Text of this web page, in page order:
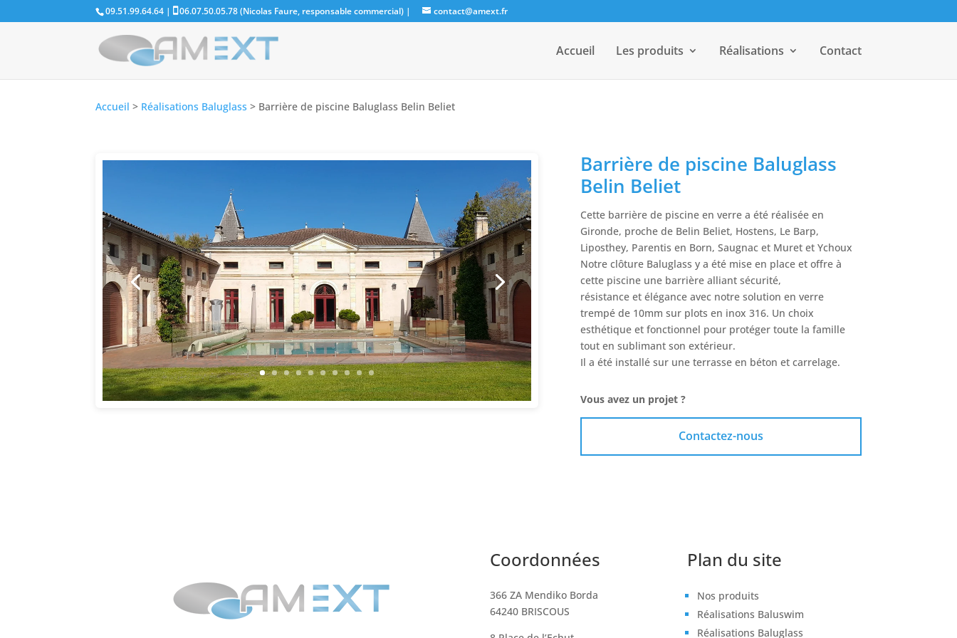
09.51.99.64.64 | 06.07.50.05.78 (Nicolas Faure, responsable commercial) | contact@amext.fr
Accueil Les produits Réalisations Contact
Accueil > Réalisations Baluglass > Barrière de piscine Baluglass Belin Beliet
Barrière de piscine Baluglass
Belin Beliet
Cette barrière de piscine en verre a été réalisée en
Gironde, proche de Belin Beliet, Hostens, Le Barp,
Liposthey, Parentis en Born, Saugnac et Muret et Ychoux
Notre clôture Baluglass y a été mise en place et offre à
cette piscine une barrière alliant sécurité,
résistance et élégance avec notre solution en verre
trempé de 10mm sur plots en inox 316. Un choix
esthétique et fonctionnel pour protéger toute la famille
tout en sublimant son extérieur.
Il a été installé sur une terrasse en béton et carrelage.
Vous avez un projet ?
Contactez-nous
Coordonnées
366 ZA Mendiko Borda
64240 BRISCOUS
Plan du site
Nos produits
Réalisations Baluswim
Réalisations Baluglass